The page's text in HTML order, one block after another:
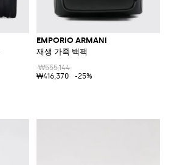
EMPORIO ARMANI
재생 가죽 백팩
₩555,144
₩416,370
-25%